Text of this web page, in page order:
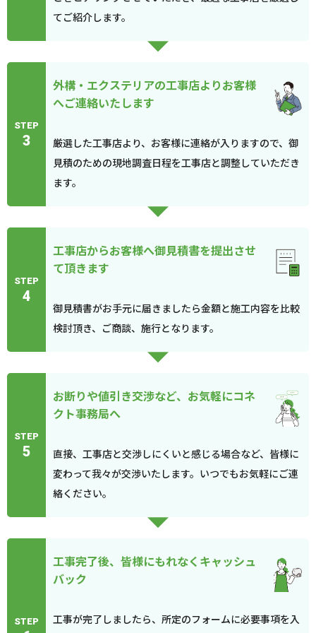
てご紹介します。
STEP
3
外構・エクステリアの工事店よりお客様
へご連絡いたします
厳選した工事店より、お客様に連絡が入りますので、御
見積のための現地調査日程を工事店と調整していただき
ます。
STEP
4
工事店からお客様へ御見積書を提出させ
て頂きます
御見積書がお手元に届きましたら金額と施工内容を比較
検討頂き、ご商談、施行となります。
STEP
5
お断りや値引き交渉など、お気軽にコネ
クト事務局へ
直接、工事店と交渉しにくいと感じる場合など、皆様に
変わって我々が交渉いたします。いつでもお気軽にご連
絡ください。
STEP
工事完了後、皆様にもれなくキャッシュ
バック
工事が完了しましたら、所定のフォームに必要事項を入